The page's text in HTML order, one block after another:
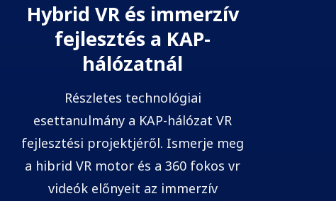
Hybrid VR és immerzív
fejlesztés a KAP-
hálózatnál
Részletes technológiai
esettanulmány a KAP-hálózat VR
fejlesztési projektjéről. Ismerje meg
a hibrid VR motor és a 360 fokos vr
videók előnyeit az immerzív